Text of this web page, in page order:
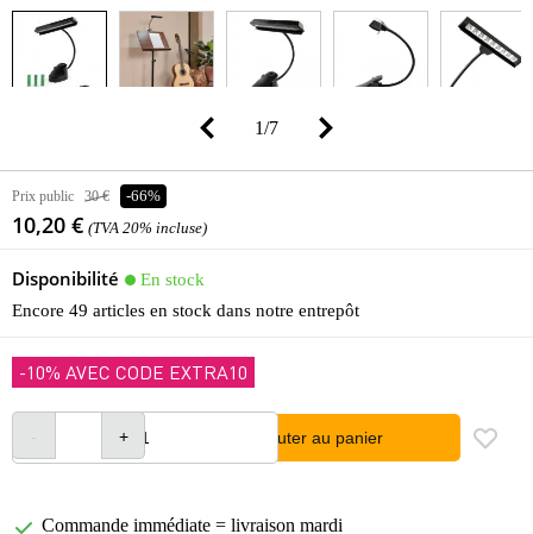
1/7
Prix public 30 € -66%
10,20 € (TVA 20% incluse)
Disponibilité
En stock
Encore 49 articles en stock dans notre entrepôt
-10% AVEC CODE EXTRA10
Ajouter au panier
Commande immédiate = livraison mardi